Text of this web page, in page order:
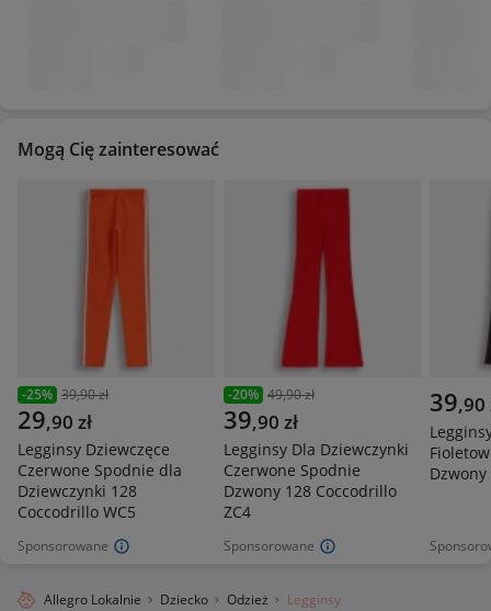
Mogą Cię zainteresować
Sponsorowane
-25% 39,90 zł
29,90 zł
Legginsy Dziewczęce
Czerwone Spodnie dla
Dziewczynki 128
Coccodrillo WC5
Sponsorowane
-20% 49,90 zł
39,90 zł
Legginsy Dla Dziewczynki
Czerwone Spodnie
Dzwony 128 Coccodrillo
ZC4
39,90
Allegro Lokalnie Dziecko Odzież Legginsy